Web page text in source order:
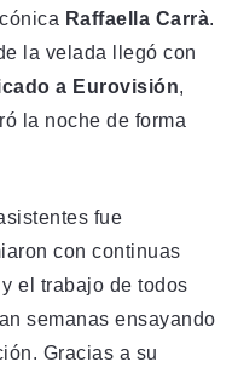
Raffaella Carrà.
la velada llegó con
a Eurovisión,
la noche de forma
fue
con continuas
el trabajo de todos
semanas ensayando
Gracias a su